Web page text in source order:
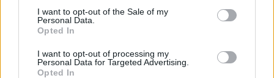
I want to opt-out of the Sale of my
Personal Data.
Opted In
I want to opt-out of processing my
Personal Data for Targeted Advertising.
Opted In
Ηράκλειο: "Σε άθλια κατάσταση το μνημείο πεσόντων
Εφέδρων Αξιωματικών στον Καράβολα"